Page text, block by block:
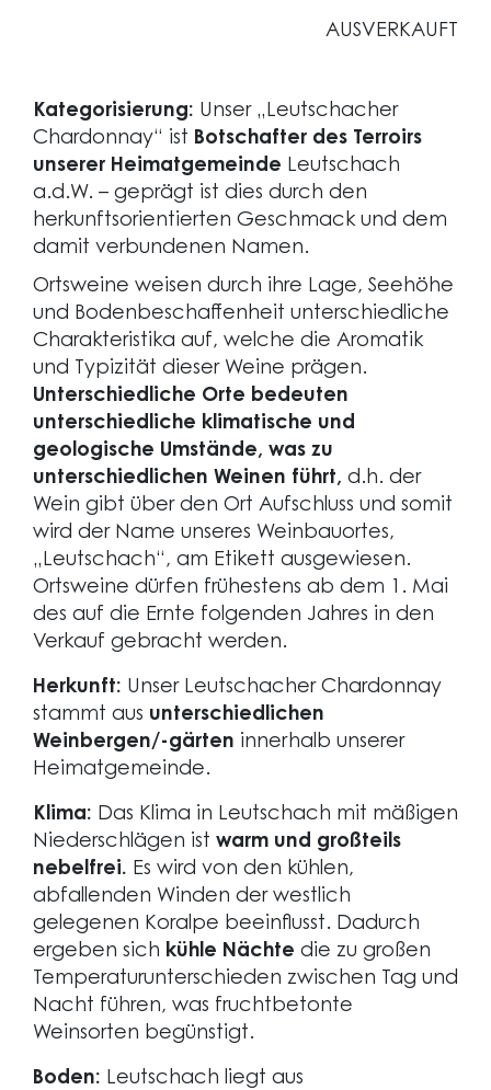
AUSVERKAUFT
Kategorisierung: Unser „Leutschacher
Chardonnay“ ist Botschafter des Terroirs
unserer Heimatgemeinde Leutschach
a.d.W. – geprägt ist dies durch den
herkunftsorientierten Geschmack und dem
damit verbundenen Namen.
Ortsweine weisen durch ihre Lage, Seehöhe
und Bodenbeschaffenheit unterschiedliche
Charakteristika auf, welche die Aromatik
und Typizität dieser Weine prägen.
Unterschiedliche Orte bedeuten
unterschiedliche klimatische und
geologische Umstände, was zu
unterschiedlichen Weinen führt, d.h. der
Wein gibt über den Ort Aufschluss und somit
wird der Name unseres Weinbauortes,
„Leutschach“, am Etikett ausgewiesen.
Ortsweine dürfen frühestens ab dem 1. Mai
des auf die Ernte folgenden Jahres in den
Verkauf gebracht werden.
Herkunft: Unser Leutschacher Chardonnay
stammt aus unterschiedlichen
Weinbergen/-gärten innerhalb unserer
Heimatgemeinde.
Klima: Das Klima in Leutschach mit mäßigen
Niederschlägen ist warm und großteils
nebelfrei. Es wird von den kühlen,
abfallenden Winden der westlich
gelegenen Koralpe beeinflusst. Dadurch
ergeben sich kühle Nächte die zu großen
Temperaturunterschieden zwischen Tag und
Nacht führen, was fruchtbetonte
Weinsorten begünstigt.
Boden: Leutschach liegt aus